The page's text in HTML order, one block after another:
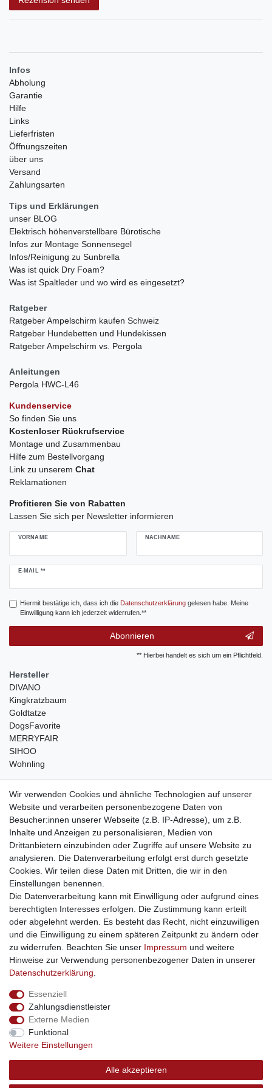
Infos
Abholung
Garantie
Hilfe
Links
Lieferfristen
Öffnungszeiten
über uns
Versand
Zahlungsarten
Tips und Erklärungen
unser BLOG
Elektrisch höhenverstellbare Bürotische
Infos zur Montage Sonnensegel
Infos/Reinigung zu Sunbrella
Was ist quick Dry Foam?
Was ist Spaltleder und wo wird es eingesetzt?
Ratgeber
Ratgeber Ampelschirm kaufen Schweiz
Ratgeber Hundebetten und Hundekissen
Ratgeber Ampelschirm vs. Pergola
Anleitungen
Pergola HWC-L46
Kundenservice
So finden Sie uns
Kostenloser Rückrufservice
Montage und Zusammenbau
Hilfe zum Bestellvorgang
Link zu unserem Chat
Reklamationen
Profitieren Sie von Rabatten
Lassen Sie sich per Newsletter informieren
VORNAME NACHNAME
E-MAIL **
Newsletter
Hiermit bestätige ich, dass ich die Daten­schutz­erklärunggelesen habe. Meine
Einwilligung kann ich jederzeit widerrufen.**
Abonnieren
** Hierbei handelt es sich um ein Pflichtfeld.
Hersteller
DIVANO
Kingkratzbaum
Goldtatze
DogsFavorite
MERRYFAIR
SIHOO
Wohnling
weitere Shops
traumlampen- Lampen und Kronleuchter
kinderwagencenter- Exklusive und günstige Kinderwagen
gastrogeraete24- alles für Gastronomie und Imbiss
soziale Medien
Facebook
sicher einkaufen
Sichere Bestellung und Zahlung via SSL Verschlüsselung
Wir verwenden Cookies und ähnliche Technologien auf unserer
Website und verarbeiten personenbezogene Daten von
Besucher:innen unserer Webseite (z.B. IP-Adresse), um z.B.
Inhalte und Anzeigen zu personalisieren, Medien von
Drittanbietern einzubinden oder Zugriffe auf unsere Website zu
analysieren. Die Datenverarbeitung erfolgt erst durch gesetzte
Cookies. Wir teilen diese Daten mit Dritten, die wir in den
Einstellungen benennen.
Die Datenverarbeitung kann mit Einwilligung oder aufgrund eines
berechtigten Interesses erfolgen. Die Zustimmung kann erteilt
oder abgelehnt werden. Es besteht das Recht, nicht einzuwilligen
und die Einwilligung zu einem späteren Zeitpunkt zu ändern oder
zu widerrufen. Beachten Sie unser Impressum und weitere
Hinweise zur Verwendung personenbezogener Daten in unserer
Daten­schutz­erklärung
Essenziell
Zahlungsdienstleister
Externe Medien
Funktional
Weitere Einstellungen
Alle akzeptieren
Widerrufs­recht Widerrufs­formular
Daten­schutz­erklärung